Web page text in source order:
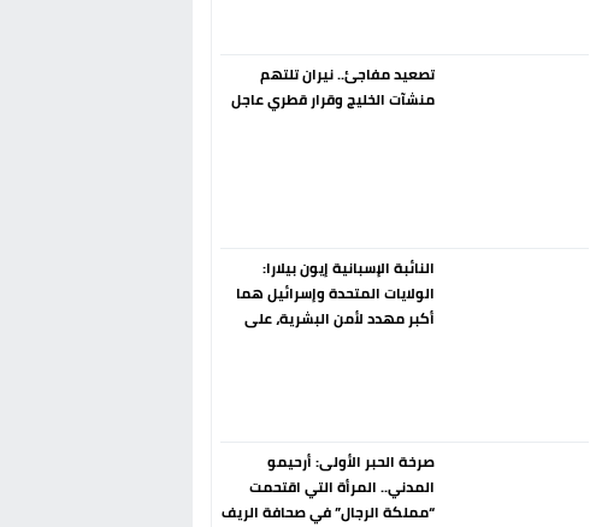
تصعيد مفاجئ.. نيران تلتهم
منشآت الخليج وقرار قطري عاجل
النائبة الإسبانية إيون بيلارا:
الولايات المتحدة وإسرائيل هما
أكبر مهدد لأمن البشرية، على
صرخة الحبر الأولى: أرحيمو
المدني.. المرأة التي اقتحمت
“مملكة الرجال” في صحافة الريف